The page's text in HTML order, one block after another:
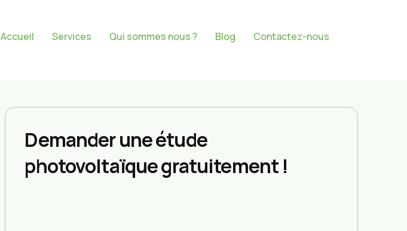
Accueil Services Qui sommes nous ? Blog Contactez-nous
Demander une étude
photovoltaïque gratuitement !